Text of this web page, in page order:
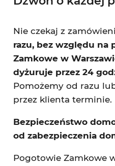
Nie czekaj z
razu, bez względu na
Zamkowe w
dyżuruje przez 24
Pomożemy od razu
przez klienta terminie.
Bezpieczeństwo
od zabezpieczenia
Pogotowie Zamkowe